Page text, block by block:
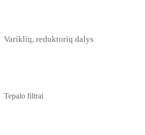
Variklių, reduktorių dalys
Tepalo filtrai